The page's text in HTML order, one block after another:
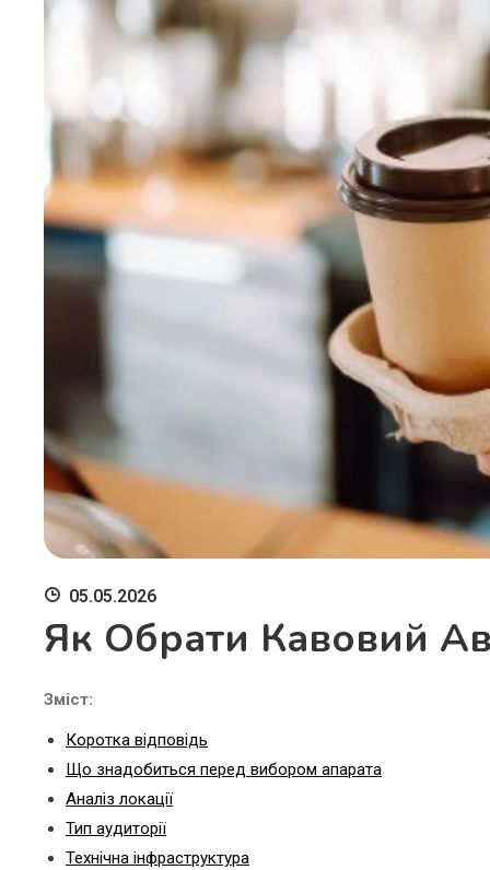
05.05.2026
Як Обрати Кавовий
Зміст:
Коротка відповідь
Що знадобиться перед вибором апарата
Аналіз локації
Тип аудиторії
Технічна інфраструктура